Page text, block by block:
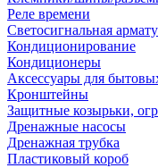
Реле времени
Светосигнальная
Кондиционирование
Кондиционеры
Аксессуары для
Кронштейны
Защитные козырьки,
Дренажные насосы
Дренажная трубка
Пластиковый короб